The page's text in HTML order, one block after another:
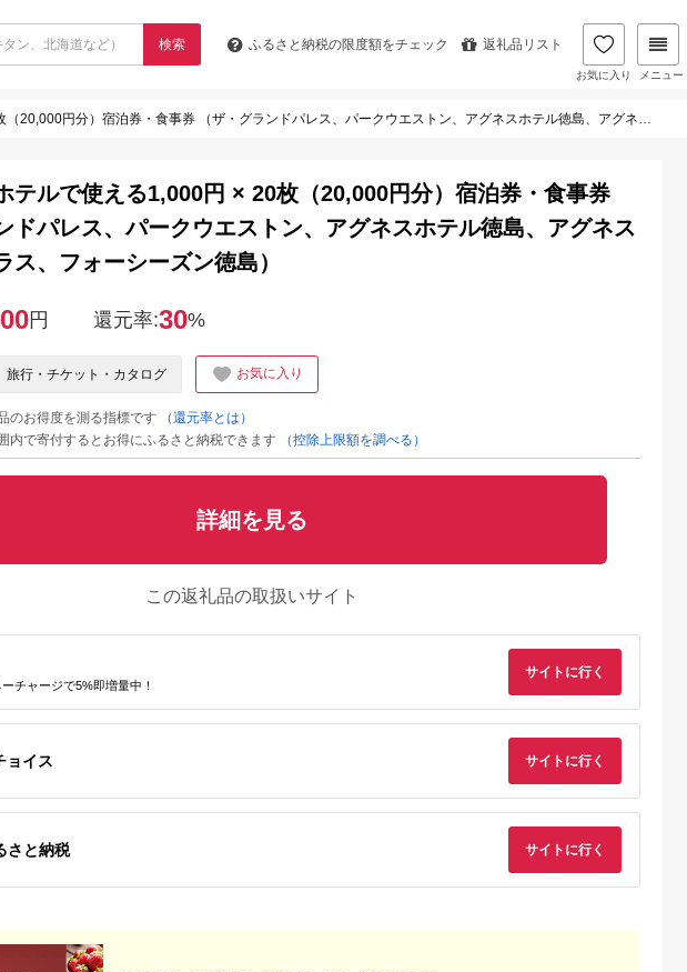
検索 ふるさと納税の限度額をチェック 返礼品リスト
お気に入り メニュー
）宿泊券・食事券 （ザ・グランドパレス、パークウエストン、アグネスホテル徳島、アグネスホテル・プラス、フォーシーズン徳島）
園ホテル・伊東園
2日2食付き(1名様
159-2009-06 大磯迎
石垣島の自然を満喫！
北海道富良野市 日本
信州健康ランド ギフ
サウナ 大浴場 ボディ
テルで使える1,000円 × 20枚（20,000円分）宿泊券・食事券
ドパレス、パークウエストン、アグネスホテル徳島、アグネス
ス、フォーシーズン徳島）
円 還元率:30%
旅行・チケット・カタログ お気に入り
のお得度を測る指標です
（還元率とは）
内で寄付するとお得にふるさと納税できます
（控除上限額を調べる）
詳細を見る
この返礼品の取扱いサイト
チャージで5%即増量中！
サイトに行く
ョイス サイトに行く
さと納税 サイトに行く